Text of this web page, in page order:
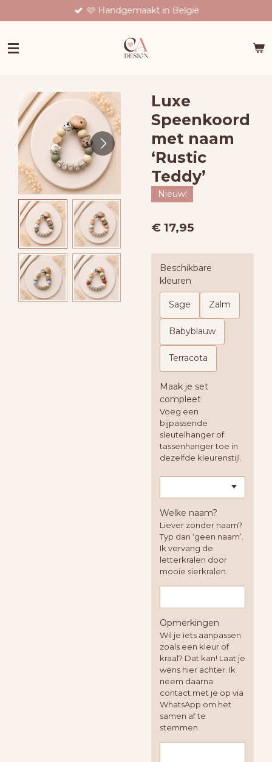
direct
de
🩷 Handgemaakt in België
Luxe
Speenkoord
met naam
‘Rustic
Teddy’
Nieuw!
€ 17,95
Beschikbare
kleuren
Sage Zalm
Babyblauw
Terracota
Maak je set
compleet
Voeg een
bijpassende
sleutelhanger of
tassenhanger toe in
dezelfde kleurenstijl.
Welke naam?
Liever zonder naam?
Typ dan ‘geen naam’.
Ik vervang de
letterkralen door
mooie sierkralen.
Opmerkingen
Wil je iets aanpassen
zoals een kleur of
kraal? Dat kan! Laat je
wens hier achter. Ik
neem daarna
contact met je op via
WhatsApp om het
samen af te
stemmen.